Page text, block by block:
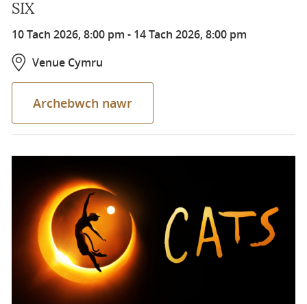
SIX
10 Tach 2026, 8:00 pm - 14 Tach 2026, 8:00 pm
Venue Cymru
Archebwch nawr